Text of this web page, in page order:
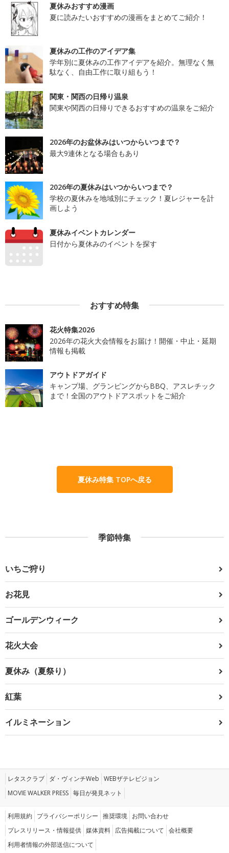
夏休みおすすめ漫画
夏に読みたいおすすめの漫画をまとめてご紹介！
夏休みの工作のアイデア集
学年別に夏休みの工作アイデアを紹介。無理なく無
駄なく、自由工作に取り組もう！
関東・関西の日帰り温泉
関東や関西の日帰りできるおすすめの温泉をご紹介
2026年のお盆休みはいつからいつまで？
最大9連休となる場合もあり
2026年の夏休みはいつからいつまで？
学校の夏休みを地域別にチェック！夏レジャーを計
画しよう
夏休みイベントカレンダー
日付から夏休みのイベントを探す
おすすめ特集
花火特集2026
2026年の花火大会情報をお届け！開催・中止・延期
情報も掲載
アウトドアガイド
キャンプ場、グランピングからBBQ、アスレチック
まで！全国のアウトドアスポットをご紹介
夏休み特集 TOPへ戻る
季節特集
いちご狩り
お花見
ゴールデンウィーク
花火大会
夏休み（夏祭り）
紅葉
イルミネーション
レタスクラブ ダ・ヴィンチWeb WEBザテレビジョン
MOVIE WALKER PRESS 毎日が発見ネット
利用規約 プライバシーポリシー 推奨環境 お問い合わせ
プレスリリース・情報提供 媒体資料 広告掲載について 会社概要
利用者情報の外部送信について